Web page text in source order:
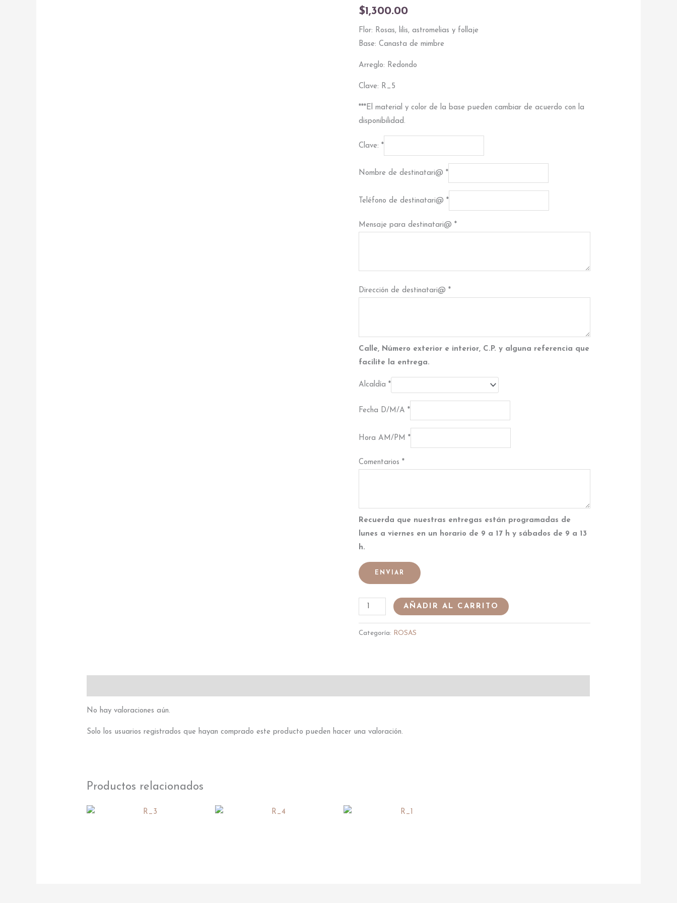
$1,300.00
Flor: Rosas, lilis, astromelias y follaje
Base: Canasta de mimbre
Arreglo: Redondo
Clave: R_5
***El material y color de la base pueden cambiar de acuerdo con la
disponibilidad.
Clave: *
Nombre de destinatari@ *
Teléfono de destinatari@ *
Mensaje para destinatari@ *
Dirección de destinatari@ *
Calle, Número exterior e interior, C.P. y alguna referencia que
facilite la entrega.
Alcaldía *
Fecha D/M/A *
Hora AM/PM *
Comentarios *
Recuerda que nuestras entregas están programadas de
lunes a viernes en un horario de 9 a 17 h y sábados de 9 a 13
h.
ENVIAR
AÑADIR AL CARRITO
Categoría: ROSAS
No hay valoraciones aún.
Solo los usuarios registrados que hayan comprado este producto pueden hacer una valoración.
Productos relacionados